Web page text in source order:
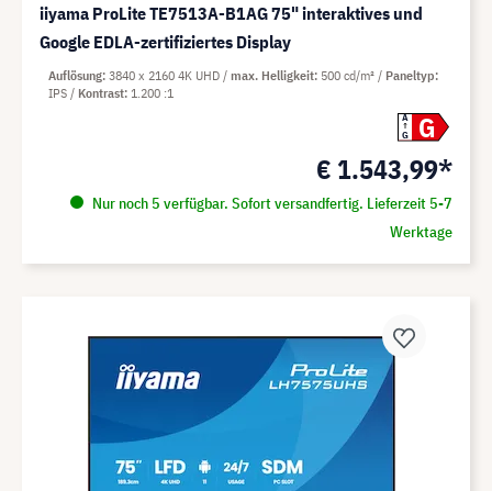
iiyama ProLite TE7513A-B1AG 75" interaktives und
Google EDLA-zertifiziertes Display
A
G
G
€ 1.543,99*
Nur noch 5 verfügbar. Sofort versandfertig. Lieferzeit 5-7
Werktage
Auflösung 3840 x 2160 4K UHD max. Helligkeit 500 cd/m²
Paneltyp
IPS
Kontrast 1.200 :1